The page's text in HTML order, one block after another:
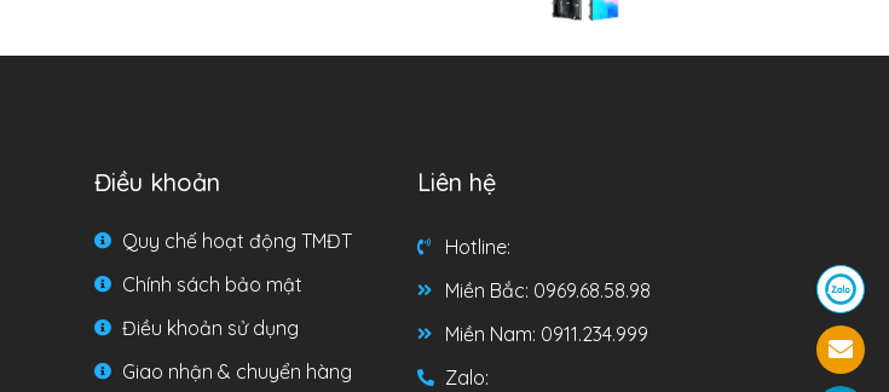
Điều khoản
Quy chế hoạt động TMĐT
Chính sách bảo mật
Điều khoản sử dụng
Giao nhận & chuyển hàng
Liên hệ
Hotline:
Miền Bắc: 0969.68.58.98
Miền Nam: 0911.234.999
Zalo: